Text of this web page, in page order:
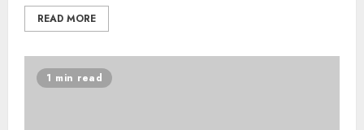
READ MORE
1 min read